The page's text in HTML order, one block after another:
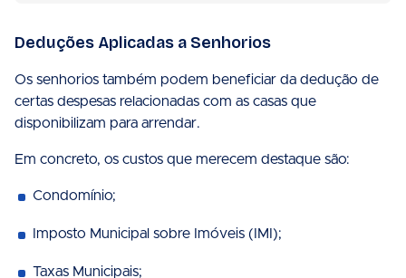
Deduções Aplicadas a Senhorios
Os senhorios também podem beneficiar da dedução de
certas despesas relacionadas com as casas que
disponibilizam para arrendar.
Em concreto, os custos que merecem destaque são:
Condomínio;
Imposto Municipal sobre Imóveis (IMI);
Taxas Municipais;